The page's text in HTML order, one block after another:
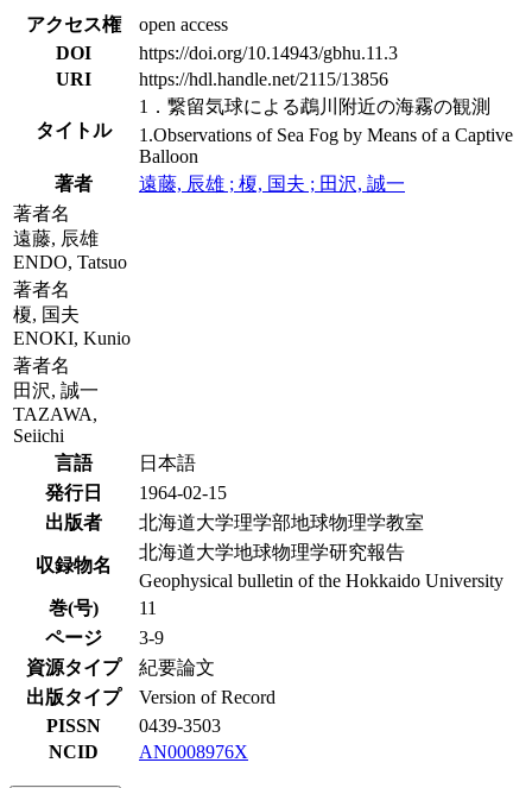
アクセス権
open access
DOI
https://doi.org/10.14943/gbhu.11.3
URI
https://hdl.handle.net/2115/13856
タイトル
1．繋留気球による鵡川附近の海霧の観測
1.Observations of Sea Fog by Means of a Captive
Balloon
著者
遠藤, 辰雄 ; 榎, 国夫 ; 田沢, 誠一
著者名
遠藤, 辰雄
ENDO, Tatsuo
著者名
榎, 国夫
ENOKI, Kunio
著者名
田沢, 誠一
TAZAWA,
Seiichi
言語
日本語
発行日
1964-02-15
出版者
北海道大学理学部地球物理学教室
収録物名
北海道大学地球物理学研究報告
Geophysical bulletin of the Hokkaido University
巻(号)
11
ページ
3-9
資源タイプ
紀要論文
出版タイプ
Version of Record
PISSN
0439-3503
NCID
AN0008976X